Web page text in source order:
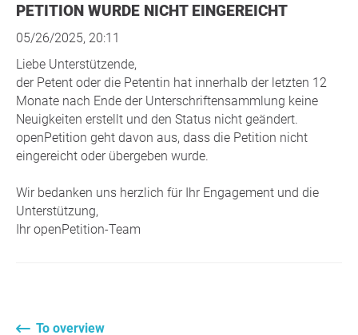
PETITION WURDE NICHT EINGEREICHT
05/26/2025, 20:11
Liebe Unterstützende,
der Petent oder die Petentin hat innerhalb der letzten 12
Monate nach Ende der Unterschriftensammlung keine
Neuigkeiten erstellt und den Status nicht geändert.
openPetition geht davon aus, dass die Petition nicht
eingereicht oder übergeben wurde.
Wir bedanken uns herzlich für Ihr Engagement und die
Unterstützung,
Ihr openPetition-Team
To overview